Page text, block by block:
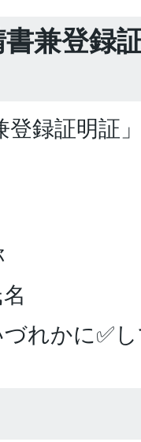
書兼登録
登録証明証
れかに✅